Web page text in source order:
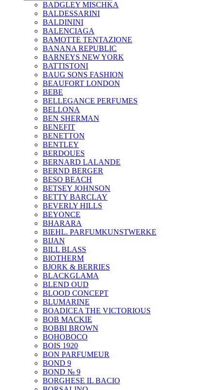
BADGLEY MISCHKA
BALDESSARINI
BALDININI
BALENCIAGA
BAMOTTE TENTAZIONE
BANANA REPUBLIC
BARNEYS NEW YORK
BATTISTONI
BAUG SONS FASHION
BEAUFORT LONDON
BEBE
BELLEGANCE PERFUMES
BELLONA
BEN SHERMAN
BENEFIT
BENETTON
BENTLEY
BERDOUES
BERNARD LALANDE
BERND BERGER
BESO BEACH
BETSEY JOHNSON
BETTY BARCLAY
BEVERLY HILLS
BEYONCE
BHARARA
BIEHL. PARFUMKUNSTWERKE
BIJAN
BILL BLASS
BIOTHERM
BJORK & BERRIES
BLACKGLAMA
BLEND OUD
BLOOD CONCEPT
BLUMARINE
BOADICEA THE VICTORIOUS
BOB MACKIE
BOBBI BROWN
BOHOBOCO
BOIS 1920
BON PARFUMEUR
BOND 9
BOND № 9
BORGHESE IL BACIO